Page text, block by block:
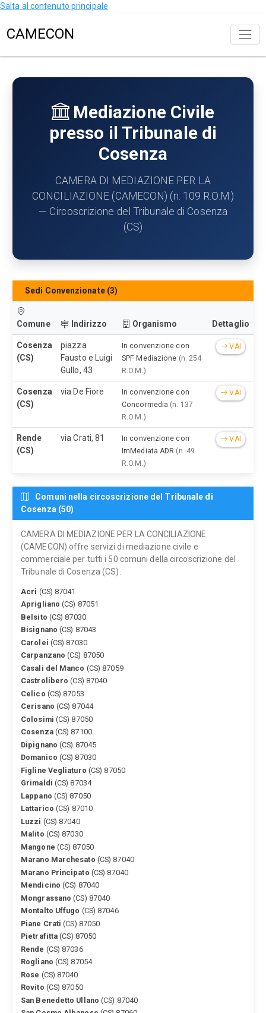
Salta al contenuto principale
CAMECON
Mediazione Civile
presso il Tribunale di
Cosenza
CAMERA DI MEDIAZIONE PER LA
CONCILIAZIONE (CAMECON) (n. 109 R.O.M.)
— Circoscrizione del Tribunale di Cosenza
(CS)
Sedi Convenzionate (3)
Comune Indirizzo Organismo Dettaglio
Cosenza
(CS)
piazza
Fausto e Luigi
Gullo, 43
In convenzione con
SPF Mediazione (n. 254
R.O.M.)
VAI
Cosenza
(CS)
via De Fiore
In convenzione con
Concormedia (n. 137
R.O.M.)
VAI
Rende
(CS)
via Crati, 81
In convenzione con
ImMediata.ADR (n. 49
R.O.M.)
VAI
Comuni nella circoscrizione del Tribunale di
Cosenza (50)
CAMERA DI MEDIAZIONE PER LA CONCILIAZIONE
(CAMECON) offre servizi di mediazione civile e
commerciale per tutti i 50 comuni della circoscrizione del
Tribunale di Cosenza (CS).
Acri (CS) 87041
Aprigliano (CS) 87051
Belsito (CS) 87030
Bisignano (CS) 87043
Carolei (CS) 87030
Carpanzano (CS) 87050
Casali del Manco (CS) 87059
Castrolibero (CS) 87040
Celico (CS) 87053
Cerisano (CS) 87044
Colosimi (CS) 87050
Cosenza(CS) 87100
Dipignano (CS) 87045
Domanico (CS) 87030
Figline Vegliaturo (CS) 87050
Grimaldi (CS) 87034
Lappano (CS) 87050
Lattarico (CS) 87010
Luzzi (CS) 87040
Malito (CS) 87030
Mangone (CS) 87050
Marano Marchesato (CS) 87040
Marano Principato (CS) 87040
Mendicino (CS) 87040
Mongrassano (CS) 87040
Montalto Uffugo (CS) 87046
Piane Crati (CS) 87050
Pietrafitta (CS) 87050
Rende (CS) 87036
Rogliano (CS) 87054
Rose (CS) 87040
Rovito (CS) 87050
San Benedetto Ullano (CS) 87040